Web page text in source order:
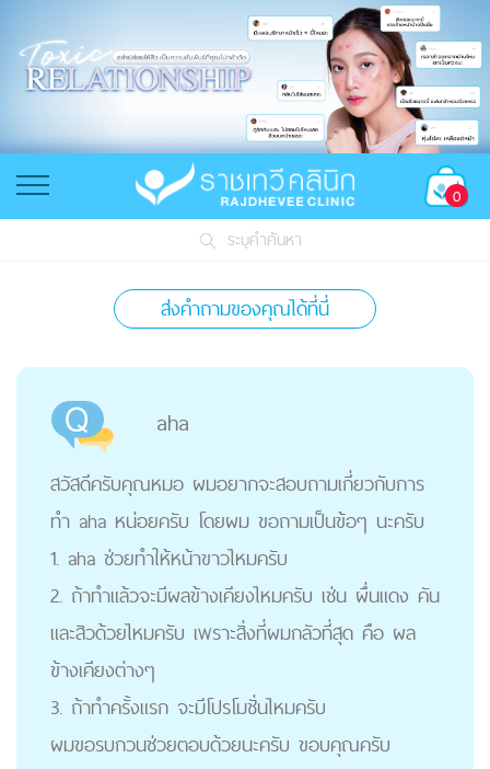
0
ระบุคำค้นหา
ส่งคำถามของคุณได้ที่นี่
aha
สวัสดีครับคุณหมอ ผมอยากจะสอบถามเกี่ยวกับการ
ทำ aha หน่อยครับ โดยผม ขอถามเป็นข้อๆ นะครับ
1. aha ช่วยทำให้หน้าขาวไหมครับ
2. ถ้าทำแล้วจะมีผลข้างเคียงไหมครับ เช่น ผื่นแดง คัน
และสิวด้วยไหมครับ เพราะสิ่งที่ผมกลัวที่สุด คือ ผล
ข้างเคียงต่างๆ
3. ถ้าทำครั้งแรก จะมีโปรโมชั่นไหมครับ
ผมขอรบกวนช่วยตอบด้วยนะครับ ขอบคุณครับ